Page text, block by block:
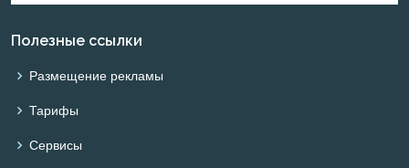
Полезные ссылки
Размещение рекламы
Тарифы
Сервисы